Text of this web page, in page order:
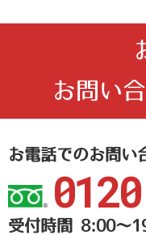
お問い
お電話でのお問い
受付時間 8:00〜